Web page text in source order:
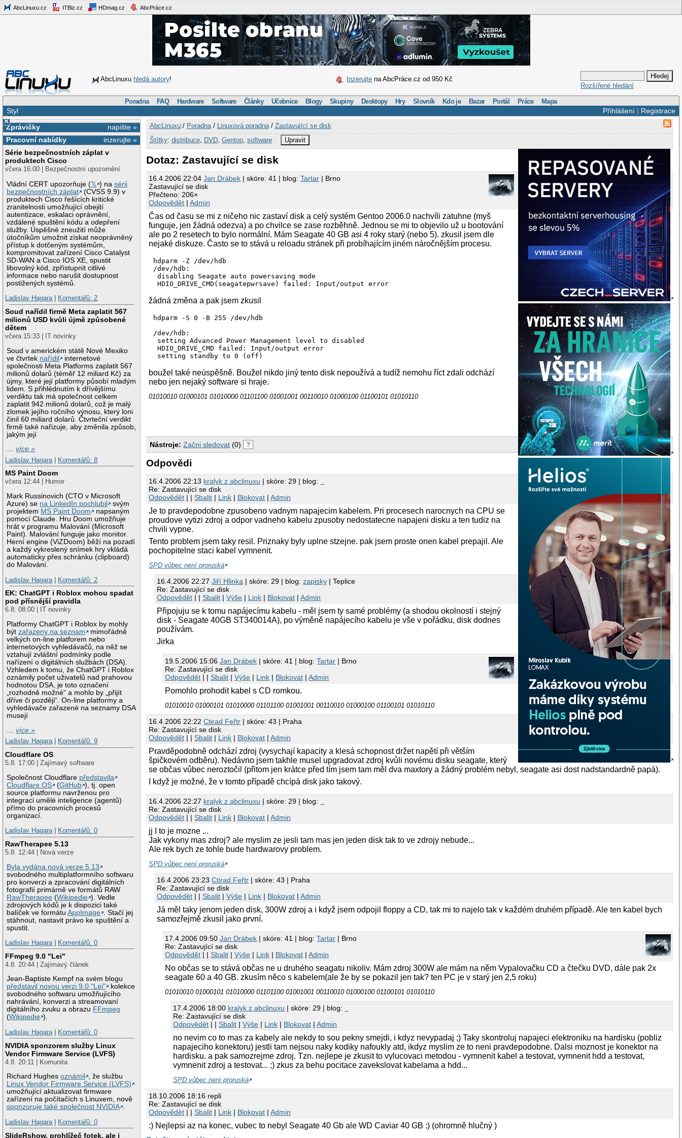
AbcLinuxu.cz ITBiz.cz HDmag.cz AbcPráce.cz
AbcLinuxu hledá autory! Inzerujte na AbcPráce.cz od 950 Kč
Rozšířené hledání
Poradna FAQ Hardware Software Články Učebnice Blogy Skupiny Desktopy Hry Slovník Kdo je Bazar Portál Práce Mapa
Přihlášení| Registrace
Styl
×
napište »
Zprávičky
inzerujte »
Pracovní nabídky
Série bezpečnostních záplat v
produktech Cisco
včera 16:00 | Bezpečnostní upozornění
Vládní CERT upozorňuje (𝕏 ) nasérii
bezpečnostních záplat
(CVSS 9.9) v
produktech Cisco řešících kritické
zranitelnosti umožňující obejití
autentizace, eskalaci oprávnění,
vzdálené spuštění kódu a odepření
služby. Úspěšné zneužití může
útočníkům umožnit získat neoprávněný
přístup k dotčeným systémům,
kompromitovat zařízení Cisco Catalyst
SD-WAN a Cisco IOS XE, spustit
libovolný kód, zpřístupnit citlivé
informace nebo narušit dostupnost
postižených systémů.
Ladislav Hagara| Komentářů: 2
Soud nařídil firmě Meta zaplatit 567
milionů USD kvůli újmě způsobené
dětem
včera 15:33 | IT novinky
Soud v americkém státě Nové Mexiko
ve čtvrtek nařídil
internetové
společnosti Meta Platforms zaplatit 567
milionů dolarů (téměř 12 miliard Kč) za
újmy, které její platformy působí mladým
lidem. S přihlédnutím k dřívějšímu
verdiktu tak má společnost celkem
zaplatit 942 milionů dolarů, což je malý
zlomek jejího ročního výnosu, který loni
činil 60 miliard dolarů. Čtvrteční verdikt
firmě také nařizuje, aby změnila způsob,
jakým její
…více »
Ladislav Hagara
Komentářů: 8
MS Paint Doom
včera 12:44 | Humor
Mark Russinovich (CTO v Microsoft
Azure) se na LinkedIn pochlubil
svým
projektem MS Paint Doom
napsaným
pomocí Claude. Hru Doom umožňuje
hrát v programu Malování (Microsoft
Paint). Malování funguje jako monitor.
Herní engine (ViZDoom) běží na pozadí
a každý vykreslený snímek hry vkládá
automaticky přes schránku (clipboard)
do Malování.
Ladislav Hagara
Komentářů: 2
EK: ChatGPT i Roblox mohou spadat
pod přísnější pravidla
6.8. 08:00 | IT novinky
Platformy ChatGPT i Roblox by mohly
býtzařazeny na seznam
mimořádně
velkých on-line platforem nebo
internetových vyhledávačů, na něž se
vztahují zvláštní podmínky podle
nařízení o digitálních službách (DSA).
Vzhledem k tomu, že ChatGPT i Roblox
oznámily počet uživatelů nad prahovou
hodnotou DSA, je toto označení
„rozhodně možné“ a mohlo by „přijít
dříve či později“. On-line platformy a
vyhledávače zařazené na seznamy DSA
musejí
…více »
Ladislav Hagara| Komentářů: 9
Cloudflare OS
5.8. 17:00 | Zajímavý software
Společnost Cloudflare představila
Cloudflare OS
(GitHub ), tj. open
source platformu navrženou pro
integraci umělé inteligence (agentů)
přímo do pracovních procesů
organizací.
Ladislav Hagara| Komentářů: 0
RawTherapee 5.13
5.8. 12:44 | Nová verze
Byla vydána nová verze 5.13
svobodného multiplatformního softwaru
pro konverzi a zpracování digitálních
fotografií primárně ve formátů RAW
RawTherapee (Wikipedie ). Vedle
zdrojových kódů je k dispozici také
balíček ve formátuAppImage
. Stačí jej
stáhnout, nastavit právo ke spuštění a
spustit.
Ladislav Hagara| Komentářů: 0
FFmpeg 9.0 "Lei"
4.8. 20:44 | Zajímavý článek
Jean-Baptiste Kempf na svém blogu
představil novou verzi 9.0 "Lei"
kolekce
svobodného softwaru umožňujícího
nahrávání, konverzi a streamovaní
digitálního zvuku a obrazu FFmpeg
(Wikipedie ).
Ladislav Hagara| Komentářů: 0
NVIDIA sponzorem služby Linux
Vendor Firmware Service (LVFS)
4.8. 20:11 | Komunita
Richard Hughesoznámil
, že službu
Linux Vendor Firmware Service (LVFS)
umožňující aktualizovat firmware
zařízení na počítačích s Linuxem, nově
sponzoruje také společnost NVIDIA .
Ladislav Hagara| Komentářů: 0
SlideRshow, prohlížeč fotek, ale i
AbcLinuxu:/ Poradna/ Linuxová poradna/ Zastavující se disk
Štítky: distribuce, DVD, Gentoo, software Upravit
Dotaz: Zastavující se disk
16.4.2006 22:04Jan Drábek | skóre: 41 | blog:Tartar | Brno
Zastavující se disk
Přečteno: 206×
Odpovědět |Admin
Čas od času se mi z ničeho nic zastaví disk a celý systém Gentoo 2006.0 nachvíli zatuhne (myš
funguje, jen žádná odezva) a po chvilce se zase rozběhně. Jednou se mi to objevilo už u bootování
ale po 2 resetech to bylo normální. Mám Seagate 40 GB asi 4 roky starý (nebo 5). zkusil jsem dle
nejaké diskuze. Často se to stává u reloadu stránek při probíhajícím jiném náročnějším procesu.
hdparm -Z /dev/hdb
/dev/hdb:
disabling Seagate auto powersaving mode
žádná změna a pak jsem zkusil
hdparm -S 0 -B 255 /dev/hdb
/dev/hdb:
setting Advanced Power Management level to disabled
HDIO_DRIVE_CMD failed: Input/output error
boužel také neúspěšně. Boužel nikdo jiný tento disk nepoužívá a tudíž nemohu říct zdali odchází
nebo jen nejaký software si hraje.
01010010 01000101 01010000 01101100 01001001 00110010 01000100 01100101 01010110
Nástroje: Začni sledovat (0) ?
Odpovědi
16.4.2006 22:13 kralyk z abclinuxu | skóre: 29 | blog:
Re: Zastavující se disk
Odpovědět | |Sbalit | Link | Blokovat |Admin
Je to pravdepodobne zpusobeno vadnym napajecim kabelem. Pri procesech narocnych na CPU se
proudove vytizi zdroj a odpor vadneho kabelu zpusoby nedostatecne napajeni disku a ten tudiz na
chvili vypne.
Tento problem jsem taky resil. Priznaky byly uplne stzejne. pak jsem proste onen kabel prepajil. Ale
pochopitelne staci kabel vymnenit.
SPD vůbec není proruská
16.4.2006 22:27Jiří Hlinka | skóre: 29 | blog:zapisky | Teplice
Re: Zastavující se disk
Odpovědět | |Sbalit |Výše | Link | Blokovat |Admin
Připojuju se k tomu napájecímu kabelu - měl jsem ty samé problémy (a shodou okolností i stejný
disk - Seagate 40GB ST340014A), po výměně napájecího kabelu je vše v pořádku, disk dodnes
používám.
Jirka
19.5.2006 15:06Jan Drábek | skóre: 41 | blog:Tartar | Brno
Re: Zastavující se disk
Odpovědět | |Sbalit |Výše | Link | Blokovat |Admin
Pomohlo prohodit kabel s CD romkou.
01010010 01000101 01010000 01101100 01001001 00110010 01000100 01100101 01010110
16.4.2006 22:22Ctirad Feřtr | skóre: 43 | Praha
Re: Zastavující se disk
Odpovědět | |Sbalit | Link | Blokovat |Admin
Pravděpodobně odchází zdroj (vysychají kapacity a klesá schopnost držet napětí při větším
špičkovém odběru). Nedávno jsem takhle musel upgradovat zdroj kvůli novému disku seagate, který
se občas vůbec neroztočil (přitom jen krátce před tím jsem tam měl dva maxtory a žádný problém nebyl, seagate asi dost nadstandardně papá).
I když je možné, že v tomto případě chcípá disk jako takový.
16.4.2006 22:27 kralyk z abclinuxu | skóre: 29 | blog:
Re: Zastavující se disk
Odpovědět | |Sbalit | Link | Blokovat |Admin
jj I to je mozne ...
Jak vykony mas zdroj? ale myslim ze jesli tam mas jen jeden disk tak to ve zdrojy nebude...
Ale rek bych ze tohle bude hardwarovy problem.
SPD vůbec není proruská
16.4.2006 23:23Ctirad Feřtr | skóre: 43 | Praha
Re: Zastavující se disk
Odpovědět | |Sbalit |Výše | Link | Blokovat |Admin
Já měl taky jenom jeden disk, 300W zdroj a i když jsem odpojil floppy a CD, tak mi to najelo tak v každém druhém případě. Ale ten kabel bych
samozřejmě zkusil jako první.
17.4.2006 09:50Jan Drábek | skóre: 41 | blog:Tartar | Brno
Re: Zastavující se disk
Odpovědět | |Sbalit |Výše | Link | Blokovat |Admin
No občas se to stává občas ne u druhého seagatu nikoliv. Mám zdroj 300W ale mám na něm Vypalovačku CD a čtečku DVD, dále pak 2x
seagate 60 a 40 GB. zkusím něco s kabelem(ale že by se pokazil jen tak? ten PC je v starý jen 2,5 roku)
01010010 01000101 01010000 01101100 01001001 00110010 01000100 01100101 01010110
17.4.2006 18:00 kralyk z abclinuxu | skóre: 29 | blog:
Re: Zastavující se disk
Odpovědět | |Sbalit |Výše | Link | Blokovat |Admin
no nevim co to mas za kabely ale nekdy to sou pekny smejdi, i kdyz nevypadaj ;) Taky skontroluj napajeci elektroniku na hardisku (pobliz
napajeciho konektoru) jestli tam nejsou naky kodiky nafoukly atd, ikdyz myslim ze to neni pravdepodobne. Dalsi moznost je konektor na
hardisku. a pak samozrejme zdroj. Tzn. nejlepe je zkusit to vylucovaci metodou - vymnenit kabel a testovat, vymnenit hdd a testovat,
vymnenit zdroj a testovat... ;) zkus za behu pocitace zavekslovat kabelama a hdd...
SPD vůbec není proruská
18.10.2006 18:16 repli
Re: Zastavující se disk
Odpovědět | |Sbalit | Link | Blokovat |Admin
:) Nejlepsi az na konec, vubec to nebyl Seagate 40 Gb ale WD Caviar 40 GB :) (ohromně hlučný )